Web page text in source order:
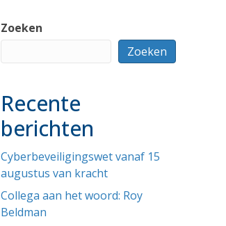
Zoeken
Zoeken
Recente
berichten
Cyberbeveiligingswet vanaf 15
augustus van kracht
Collega aan het woord: Roy
Beldman